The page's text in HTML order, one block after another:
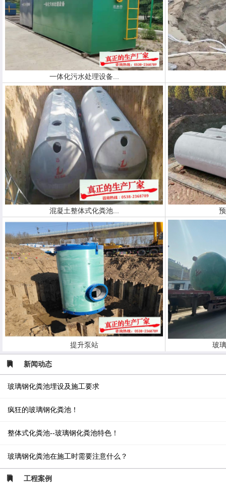
一体化污水处理设备...
混凝土整体式化粪池...
提升泵站 玻
新闻动态
玻璃钢化粪池埋设及施工要求
疯狂的玻璃钢化粪池！
整体式化粪池--玻璃钢化粪池特色！
玻璃钢化粪池在施工时需要注意什么？
工程案例